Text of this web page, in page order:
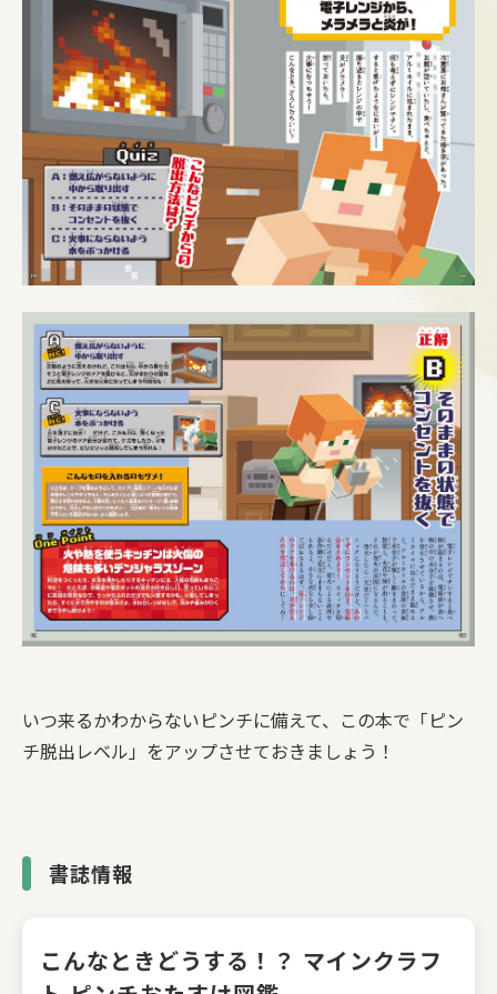
いつ来るかわからないピンチに備えて、この本で「ピン
チ脱出レベル」をアップさせておきましょう！
書誌情報
こんなときどうする！？ マインクラフ